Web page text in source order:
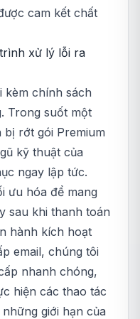
cam kết chất
xử lý lỗi ra
kèm chính sách
Trong suốt một
bị rớt gói Premium
kỹ thuật của
ngay lập tức.
ưu hóa để mang
sau khi thanh toán
hành kích hoạt
email, chúng tôi
nhanh chóng,
hiện các thao tác
giới hạn của